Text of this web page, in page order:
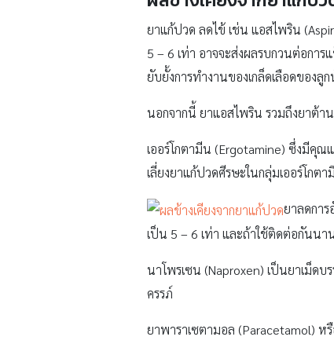
ยาแก้ปวด ลดไข้ เช่น แอสไพริน
5 – 6 เท่า อาจจะส่งผลรบกวนต่อกา
ยับยั้งการทำงานของเกล็ดเลือดของลู
นอกจากนี้ ยาแอสไพริน รวมถึงยาต้า
เออร์โกตามีน (Ergotamine) ซึ่งมีคุณ
เลี่ยงยาแก้ปวดศีรษะในกลุ่มเออร์โก
ยาลดการ
เป็น 5 – 6 เท่า และถ้าใช้ติดต่อกันน
นาโพรเซน (Naproxen) เป็นยาเม็ดบ
ครรภ์
ยาพาราเซตามอล (Paracetamol) ห